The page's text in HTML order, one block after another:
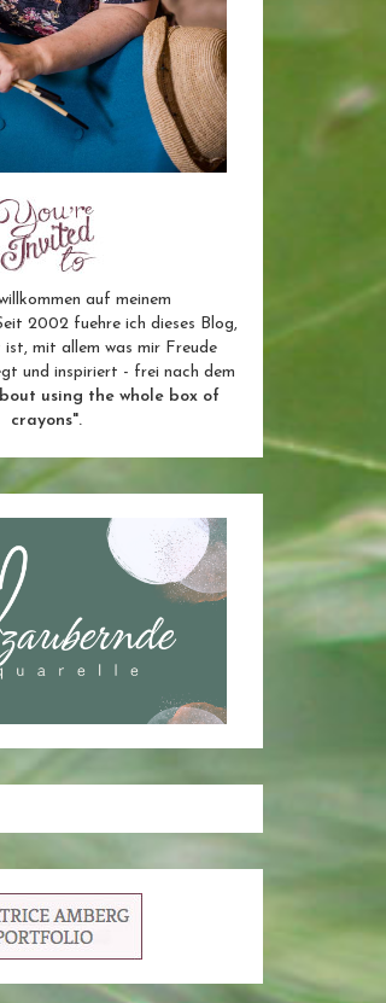
auf meinem
2002 fuehre ich dieses Blog,
mit allem was mir Freude
und inspiriert - frei nach dem
using the whole box of
crayons".